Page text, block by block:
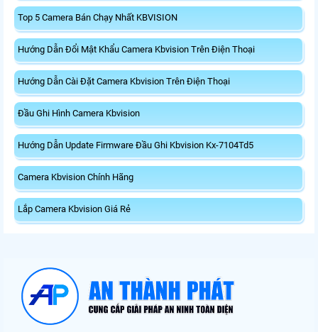
Top 5 Camera Bán Chạy Nhất KBVISION
Hướng Dẫn Đổi Mật Khẩu Camera Kbvision Trên Điện Thoại
Hướng Dẫn Cài Đặt Camera Kbvision Trên Điện Thoại
Đầu Ghi Hình Camera Kbvision
Hướng Dẫn Update Firmware Đầu Ghi Kbvision Kx-7104Td5
Camera Kbvision Chính Hãng
Lắp Camera Kbvision Giá Rẻ